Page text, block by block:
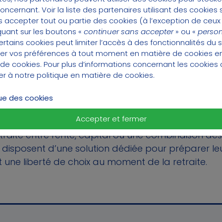
digital Préfon.info #67, découvrez en
Retraite, le premier PER de France : une
une rentabilité de 3,20 % en 2025
entre rente, capital ou une combinaison des
d’une solution dédiée pour préparer
une liberté de choix au moment de la retraite.
Voir la liste des partenaires utilisant des cookies
accepter tout ou partie des cookies (à l’exception de
sur les boutons « continuer sans accepter» ou «
cookies peut limiter l’accès à des fonctionnalités du
vos préférences à tout moment en matière de cookies
cookies. Pour plus d’informations concernant les cookies
à notre politique en matière de cookies.
des cookies
Accepter et fermer